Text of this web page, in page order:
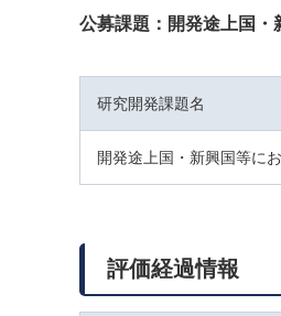
公募課題：開発途上国・
研究開発課題名
開発途上国・新興国等に
評価経過情報